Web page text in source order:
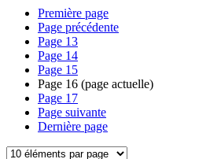
Première page
Page précédente
Page 13
Page 14
Page 15
Page 16 (page actuelle)
Page 17
Page suivante
Dernière page